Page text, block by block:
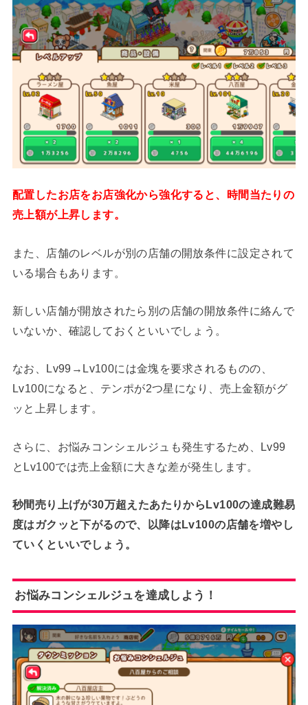
配置したお店をお店強化から強化すると、時間当たりの
売上額が上昇します。
また、店舗のレベルが別の店舗の開放条件に設定されて
いる場合もあります。
新しい店舗が開放されたら別の店舗の開放条件に絡んで
いないか、確認しておくといいでしょう。
なお、Lv99→Lv100には金塊を要求されるものの、
Lv100になると、テンポが2つ星になり、売上金額がグ
ッと上昇します。
さらに、お悩みコンシェルジュも発生するため、Lv99
とLv100では売上金額に大きな差が発生します。
秒間売り上げが30万超えたあたりからLv100の達成難易
度はガクッと下がるので、以降はLv100の店舗を増やし
ていくといいでしょう。
お悩みコンシェルジュを達成しよう！